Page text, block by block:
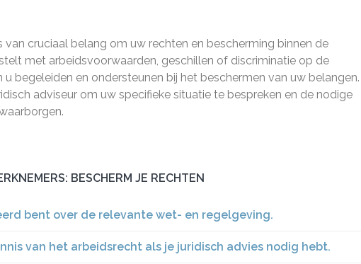
cruciaal belang om uw rechten en bescherming binnen de
met arbeidsvoorwaarden, geschillen of discriminatie op de
u begeleiden en ondersteunen bij het beschermen van uw belangen.
adviseur om uw specifieke situatie te bespreken en de nodige
BESCHERM JE RECHTEN
bent over de relevante wet- en regelgeving.
van het arbeidsrecht als je juridisch advies nodig hebt.